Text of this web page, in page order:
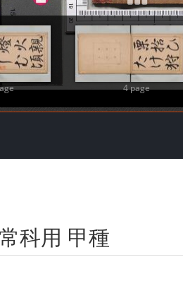
4 page
科用 甲種